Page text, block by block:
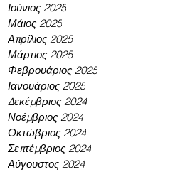
Ιούνιος 2025
Μάιος 2025
Απρίλιος 2025
Μάρτιος 2025
Φεβρουάριος 2025
Ιανουάριος 2025
Δεκέμβριος 2024
Νοέμβριος 2024
Οκτώβριος 2024
Σεπτέμβριος 2024
Αύγουστος 2024